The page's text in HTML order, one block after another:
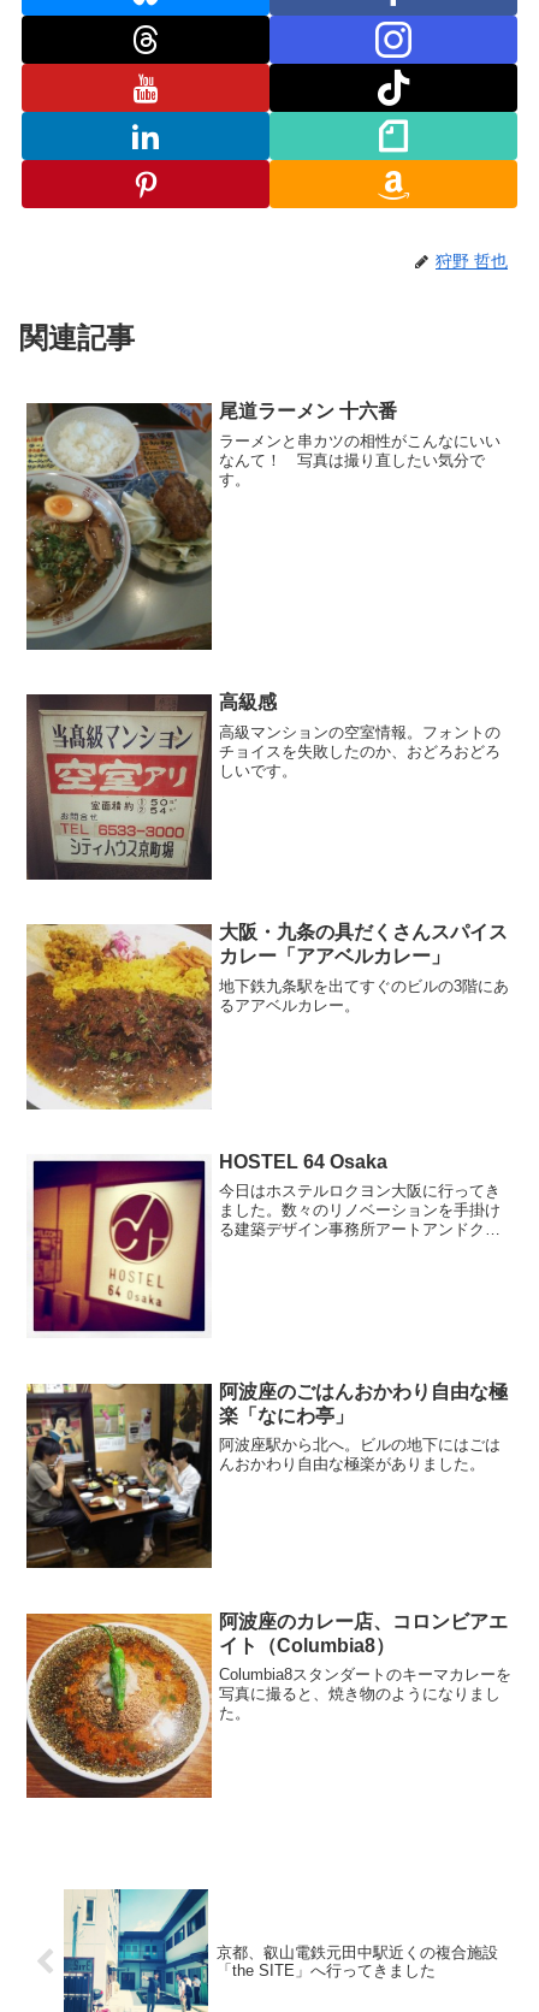
狩野 哲也
関連記事
尾道ラーメン 十六番
ラーメンと串カツの相性がこんなにいい
なんて！ 写真は撮り直したい気分で
す。
高級感
高級マンションの空室情報。フォントの
チョイスを失敗したのか、おどろおどろ
しいです。
大阪・九条の具だくさんスパイス
カレー「アアベルカレー」
地下鉄九条駅を出てすぐのビルの3階にあ
るアアベルカレー。
HOSTEL 64 Osaka
今日はホステルロクヨン大阪に行ってき
ました。数々のリノベーションを手掛け
る建築デザイン事務所アートアンドクラ
阿波座のごはんおかわり自由な極
楽「なにわ亭」
阿波座駅から北へ。ビルの地下にはごは
んおかわり自由な極楽がありました。
阿波座のカレー店、コロンビアエ
イト（Columbia8）
Columbia8スタンダートのキーマカレーを
写真に撮ると、焼き物のようになりまし
た。
京都、叡山電鉄元田中駅近くの複合施設
「the SITE」へ行ってきました